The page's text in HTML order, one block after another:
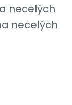
necelých
necelých